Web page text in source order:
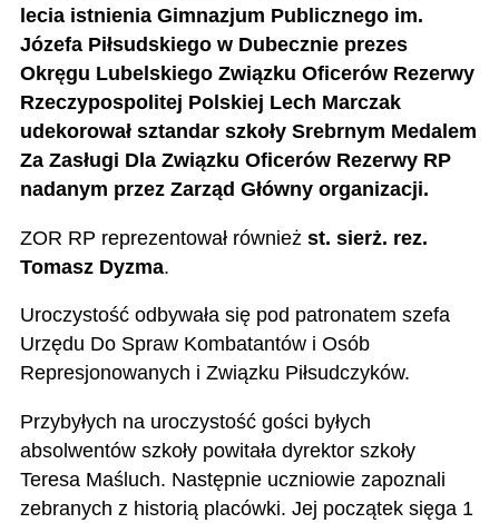
lecia istnienia Gimnazjum Publicznego im.
Józefa Piłsudskiego w Dubecznie prezes
Okręgu Lubelskiego Związku Oficerów Rezerwy
Rzeczypospolitej Polskiej Lech Marczak
udekorował sztandar szkoły Srebrnym Medalem
Za Zasługi Dla Związku Oficerów Rezerwy RP
nadanym przez Zarząd Główny organizacji.
ZOR RP reprezentował również st. sierż. rez.
Tomasz Dyzma.
Uroczystość odbywała się pod patronatem szefa
Urzędu Do Spraw Kombatantów i Osób
Represjonowanych i Związku Piłsudczyków.
Przybyłych na uroczystość gości byłych
absolwentów szkoły powitała dyrektor szkoły
Teresa Maśluch. Następnie uczniowie zapoznali
zebranych z historią placówki. Jej początek sięga 1